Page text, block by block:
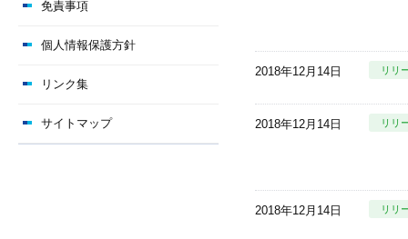
2018年12月14日 リリ
2018年12月14日 リリ
2018年12月14日 リリ
免責事項
個人情報保護方針
リンク集
サイトマップ